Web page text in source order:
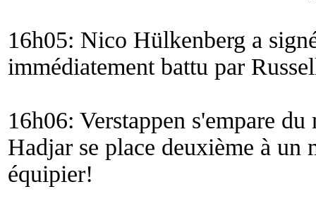
16h05: Nico Hülkenberg a
immédiatement battu par
16h06: Verstappen s'empare
Hadjar se place deuxième à un
équipier!